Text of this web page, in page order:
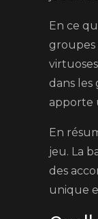
En ce
groupes
dans
apporte
En
jeu. La
des
unique